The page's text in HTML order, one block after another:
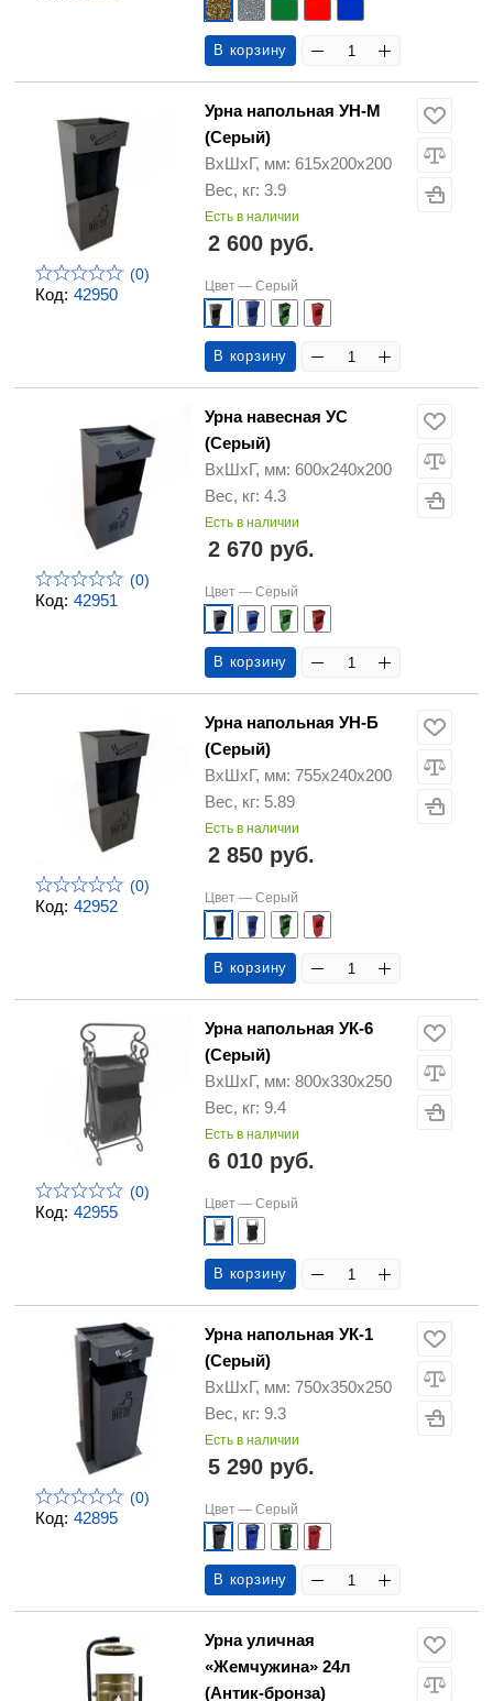
В корзину
Код: 42950
(0)
Урна напольная УН-М
(Серый)
ВхШхГ, мм: 615х200х200
Вес, кг: 3.9
Есть в наличии
2 600 руб.
Цвет — Серый
В корзину
Код: 42951
(0)
Урна навесная УС
(Серый)
ВхШхГ, мм: 600х240х200
Вес, кг: 4.3
Есть в наличии
2 670 руб.
Цвет — Серый
В корзину
Код: 42952
(0)
Урна напольная УН-Б
(Серый)
ВхШхГ, мм: 755х240х200
Вес, кг: 5.89
Есть в наличии
2 850 руб.
Цвет — Серый
В корзину
Код: 42955
(0)
Урна напольная УК-6
(Серый)
ВхШхГ, мм: 800х330х250
Вес, кг: 9.4
Есть в наличии
6 010 руб.
Цвет — Серый
В корзину
Код: 42895
(0)
Урна напольная УК-1
(Серый)
ВхШхГ, мм: 750х350х250
Вес, кг: 9.3
Есть в наличии
5 290 руб.
Цвет — Серый
В корзину
Урна уличная
«Жемчужина» 24л
(Антик-бронза)